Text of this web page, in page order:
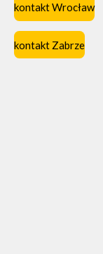
kontakt Wrocław
kontakt Zabrze